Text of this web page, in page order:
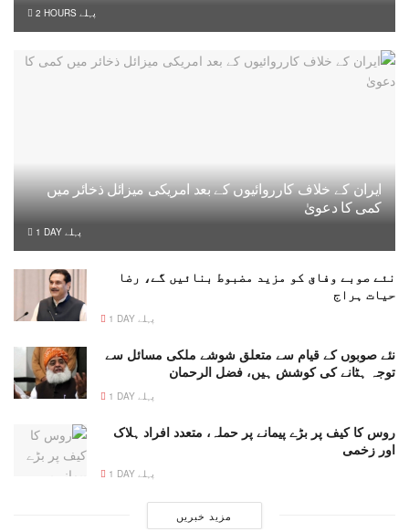
2 HOURS پہلے
ایران کے خلاف کارروائیوں کے بعد امریکی میزائل ذخائر میں
کمی کا دعویٰ
1 DAY پہلے
نئے صوبے وفاق کو مزید مضبوط بنائیں گے، رضا
حیات ہراج
1 DAY پہلے
نئے صوبوں کے قیام سے متعلق شوشے ملکی مسائل سے
توجہ ہٹانے کی کوشش ہیں، فضل الرحمان
1 DAY پہلے
روس کا کیف پر بڑے پیمانے پر حملہ، متعدد افراد ہلاک
اور زخمی
1 DAY پہلے
مزید خبریں